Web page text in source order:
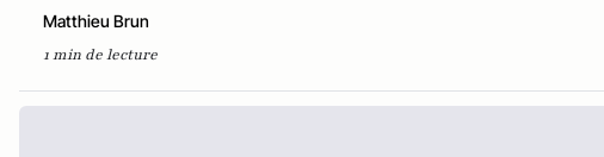
Matthieu Brun
1 min de lecture